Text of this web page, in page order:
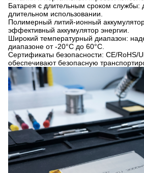
Батарея с длительным сроком службы:
длительном использовании.
Полимерный литий-ионный
эффективный аккумулятор энергии.
Широкий температурный диапазон:
диапазоне от -20°C до 60°C.
Сертификаты безопасности: CE/RoHS/
обеспечивают безопасную